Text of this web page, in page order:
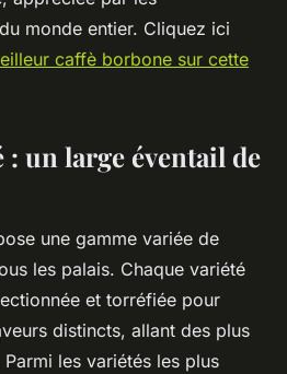
monde entier. Cliquez ici
caffè borbone sur cette
: un large éventail de
une gamme variée de
les palais. Chaque variété
et torréfiée pour
distincts, allant des plus
les variétés les plus